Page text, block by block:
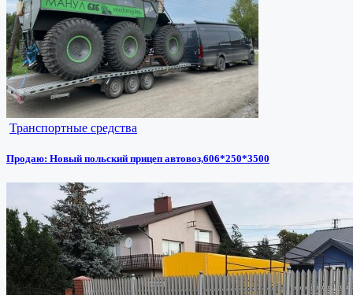
Транспортные средства
Продаю: Новый польский прицеп автовоз,606*250*3500